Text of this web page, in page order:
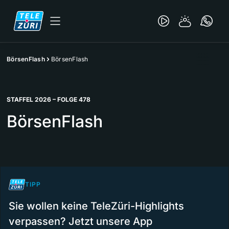
BörsenFlash BörsenFlash
STAFFEL 2026 – FOLGE 478
BörsenFlash
TIPP
Sie wollen keine TeleZüri-Highlights
verpassen? Jetzt unsere App